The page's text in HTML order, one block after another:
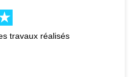
Bonjour nous sommes ravis des travaux réalisés